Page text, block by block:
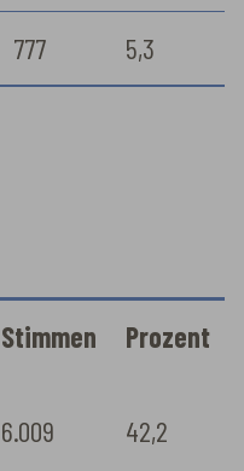
777 5,3
Stimmen Prozent
6.009 42,2